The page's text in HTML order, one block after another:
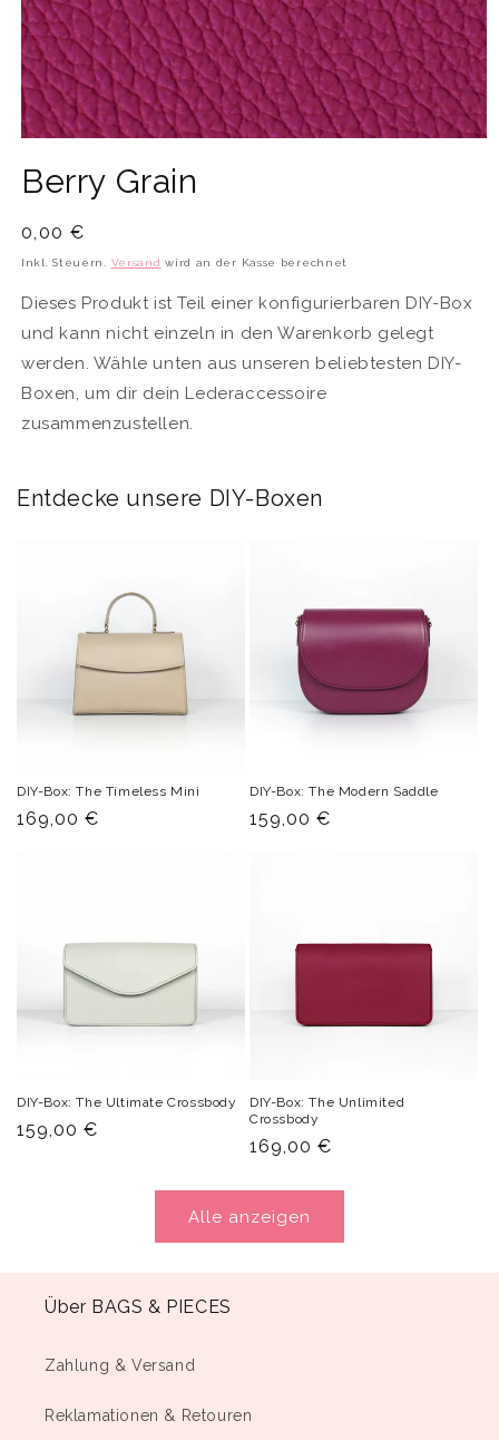
in
Modal
Berry Grain
Normaler
Preis
0,00 €
Inkl. Steuern. Versand wird an der Kasse berechnet
Dieses Produkt ist Teil einer konfigurierbaren DIY-Box
und kann nicht einzeln in den Warenkorb gelegt
werden. Wähle unten aus unseren beliebtesten DIY-
Boxen, um dir dein Lederaccessoire
zusammenzustellen.
Entdecke unsere DIY-Boxen
DIY-Box: The Timeless Mini
Normaler
169,00 €
DIY-Box: The Modern Saddle
Normaler
159,00 €
DIY-Box: The Ultimate Crossbody
Normaler
159,00 €
DIY-Box: The Unlimited
Crossbody
Normaler
169,00 €
Alle anzeigen
Über BAGS & PIECES
Zahlung & Versand
Reklamationen & Retouren